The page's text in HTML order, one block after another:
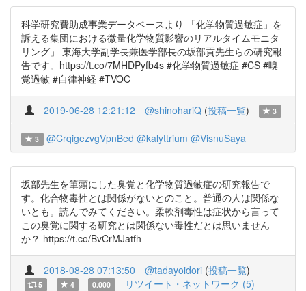
科学研究費助成事業データベースより 「化学物質過敏症」を
訴える集団における微量化学物質影響のリアルタイムモニタ
リング」 東海大学副学長兼医学部長の坂部貢先生らの研究報
告です。https://t.co/7MHDPyfb4s #化学物質過敏症 #CS #嗅
覚過敏 #自律神経 #TVOC
2019-06-28 12:21:12 @shinohariQ (投稿一覧) 3
3 @CrqigezvgVpnBed @kalyttrium @VisnuSaya
坂部先生を筆頭にした臭覚と化学物質過敏症の研究報告で
す。化合物毒性とは関係がないとのこと。普通の人は関係な
いとも。読んでみてください。柔軟剤毒性は症状から言って
この臭覚に関する研究とは関係ない毒性だとは思いません
か？ https://t.co/BvCrMJatfh
2018-08-28 07:13:50 @tadayoidori (投稿一覧)
5 4 0.000 リツイート・ネットワーク (5)